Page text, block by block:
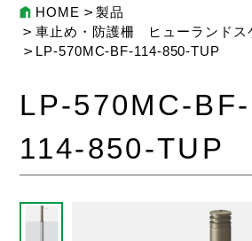
HOME
製品
車止め・防護柵 ヒューランドス
LP-570MC-BF-114-850-TUP
LP-570MC-BF-
114-850-TUP